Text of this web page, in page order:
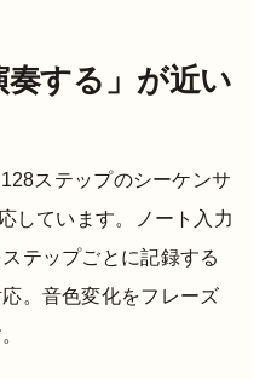
奏する」が近い
ステップのシーケンサ
しています。ノート入力
テップごとに記録する
。音色変化をフレーズ